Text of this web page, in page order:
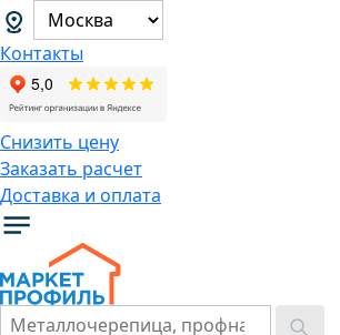
Контакты
Снизить цену
Заказать расчет
Доставка и оплата